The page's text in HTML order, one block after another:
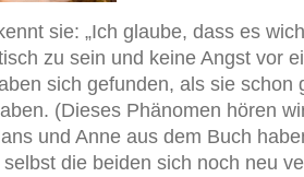
sie: „Ich glaube, dass es
zu sein und keine Angst vor
sich gefunden, als sie schon
(Dieses Phänomen hören
und Anne aus dem Buch
die beiden sich noch neu